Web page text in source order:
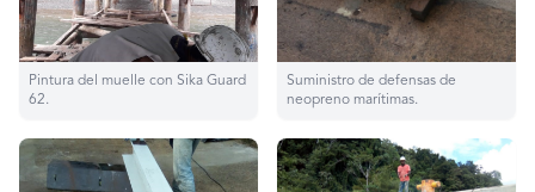
Pintura del muelle con Sika Guard
62.
Suministro de defensas de
neopreno marítimas.